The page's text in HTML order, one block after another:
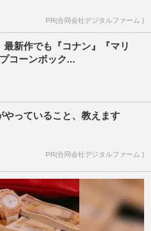
PR(合同会社デジタルファーム )
最新作でも『コナン』『マリ
コーンボック...
やっていること、教えます
PR(合同会社デジタルファーム )